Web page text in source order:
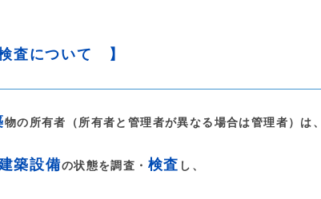
査について 】
物の所有者（所有者と管理者が異なる場合は管理者）は、
築設備の状態を調査・ 検査 し、